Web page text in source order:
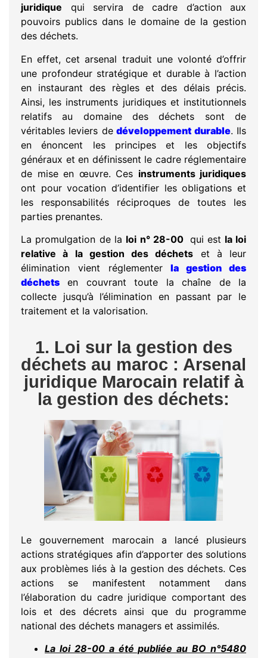
juridique qui servira de cadre d’action aux
pouvoirs publics dans le domaine de la gestion
des déchets.
En effet, cet arsenal traduit une volonté d’offrir
une profondeur stratégique et durable à l’action
en instaurant des règles et des délais précis.
Ainsi, les instruments juridiques et institutionnels
relatifs au domaine des déchets sont de
véritables leviers de développement durable. Ils
en énoncent les principes et les objectifs
généraux et en définissent le cadre réglementaire
de mise en œuvre. Ces instruments juridiques
ont pour vocation d’identifier les obligations et
les responsabilités réciproques de toutes les
parties prenantes.
La promulgation de la loi n° 28-00 qui est la loi
relative à la gestion des déchets et à leur
élimination vient réglementer
la gestion des
déchets en couvrant toute la chaîne de la
collecte jusqu’à l’élimination en passant par le
traitement et la valorisation.
1. Loi sur la gestion des
déchets au maroc : Arsenal
juridique Marocain relatif à
la gestion des déchets:
Le gouvernement marocain a lancé plusieurs
actions stratégiques afin d’apporter des solutions
aux problèmes liés à la gestion des déchets. Ces
actions se manifestent notamment dans
l’élaboration du cadre juridique comportant des
lois et des décrets ainsi que du programme
national des déchets managers et assimilés.
La loi 28-00 a été publiée au BO n°5480